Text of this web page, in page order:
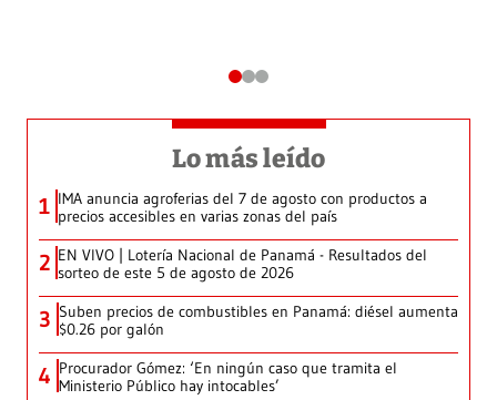
Lo más leído
1 IMA anuncia agroferias del 7 de agosto con productos a
precios accesibles en varias zonas del país
2 EN VIVO | Lotería Nacional de Panamá - Resultados del
sorteo de este 5 de agosto de 2026
3 Suben precios de combustibles en Panamá: diésel aumenta
$0.26 por galón
4 Procurador Gómez: ‘En ningún caso que tramita el
Ministerio Público hay intocables’